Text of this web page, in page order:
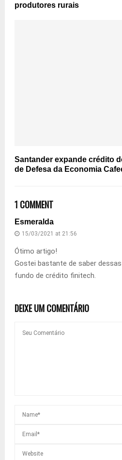
produtores rurais
Santander expande crédito
de Defesa da Economia
1 COMMENT
Esmeralda
15/03/2021 at 21:56
Ótimo artigo!
Gostei bastante de saber
fundo de crédito finitech.
DEIXE UM COMENTÁRIO